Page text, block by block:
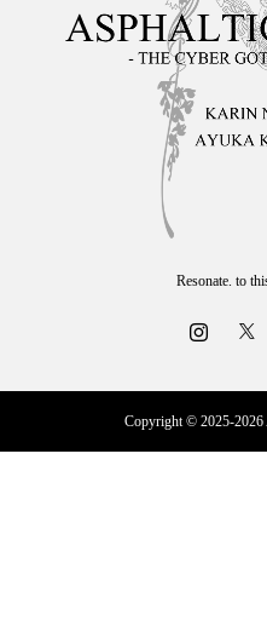
Resonate. to
Copyright © 2025-